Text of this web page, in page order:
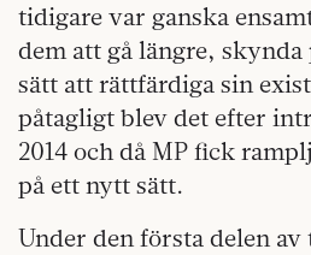
tidigare var ganska
dem att gå längre,
sätt att rättfärdiga sin
påtagligt blev det efter
2014 och då MP fick
på ett nytt sätt.
Under den första delen